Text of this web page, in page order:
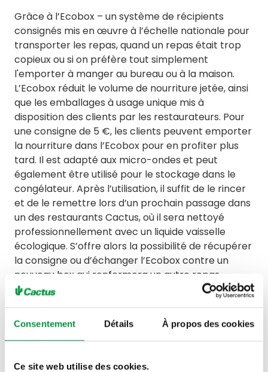
Consentement Détails À propos des cookies
Ce site web utilise des cookies.
Grâce à l’Ecobox – un système de récipients
consignés mis en œuvre à l’échelle nationale pour
transporter les repas, quand un repas était trop
copieux ou si on préfère tout simplement
l'emporter à manger au bureau ou à la maison.
L’Ecobox réduit le volume de nourriture jetée, ainsi
que les emballages à usage unique mis à
disposition des clients par les restaurateurs. Pour
une consigne de 5 €, les clients peuvent emporter
la nourriture dans l’Ecobox pour en profiter plus
tard. Il est adapté aux micro-ondes et peut
également être utilisé pour le stockage dans le
congélateur. Après l’utilisation, il suffit de le rincer
et de le remettre lors d’un prochain passage dans
un des restaurants Cactus, où il sera nettoyé
professionnellement avec un liquide vaisselle
écologique. S’offre alors la possibilité de récupérer
la consigne ou d’échanger l’Ecobox contre un
nouveau box qui renfermera un autre repas.
*Le projet Ecobox a été mis sur pied par le
coopération avec la Superdreckskëscht® et
l’HORESCA dans le cadre du plan national de